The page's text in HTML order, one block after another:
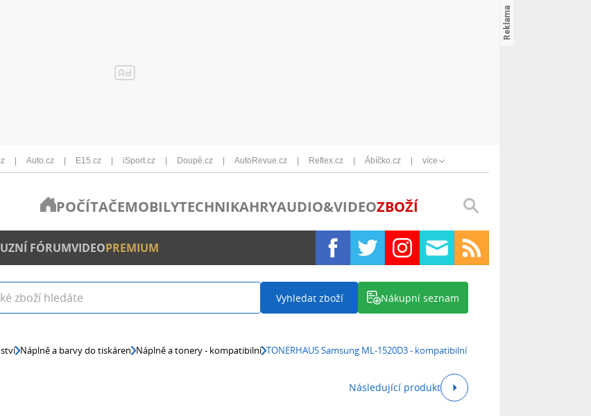
Auto.cz E15.cz iSport.cz Doupě.cz AutoRevue.cz Reflex.cz Ábíčko.cz více
POČÍTAČEMOBILYTECHNIKAHRYAUDIO&VIDEOZBOŽÍ
FÓRUMVIDEOPREMIUM
Vyhledat zboží Nákupní seznam
Náplně a barvy do tiskáren Náplně a tonery - kompatibilní TONERHAUS Samsung ML-1520D3 - kompatibilní
Následující produkt